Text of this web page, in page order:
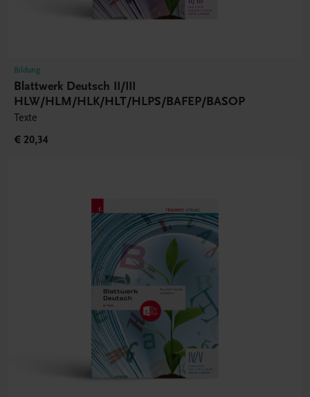
Bildung
Blattwerk Deutsch II/III
HLW/HLM/HLK/HLT/HLPS/BAFEP/BASOP
Texte
€ 20,34